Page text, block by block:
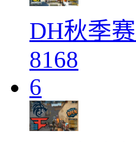
DH秋季
8168
6